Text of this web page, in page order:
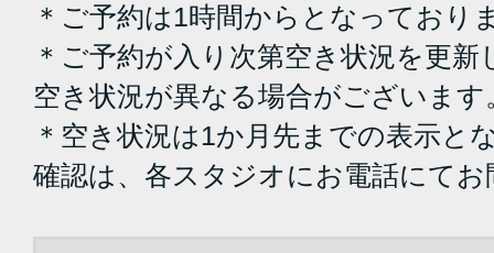
＊ご予約は1時間からとなっており
＊ご予約が入り次第空き状況を更
空き状況が異なる場合がございます
＊空き状況は1か月先までの表示と
確認は、各スタジオにお電話にて